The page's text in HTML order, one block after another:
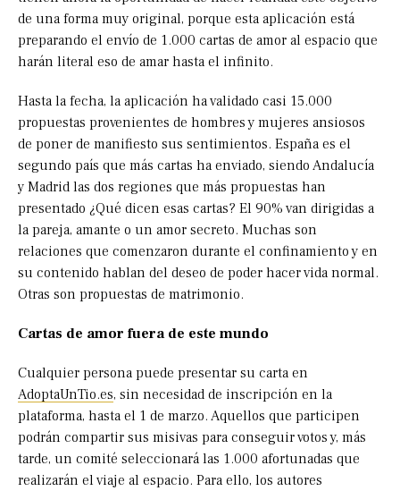
de una forma muy original, porque esta aplicación está
preparando el envío de 1.000 cartas de amor al espacio que
harán literal eso de amar hasta el infinito.
Hasta la fecha, la aplicación ha validado casi 15.000
propuestas provenientes de hombres y mujeres ansiosos
de poner de manifiesto sus sentimientos. España es el
segundo país que más cartas ha enviado, siendo Andalucía
y Madrid las dos regiones que más propuestas han
presentado ¿Qué dicen esas cartas? El 90% van dirigidas a
la pareja, amante o un amor secreto. Muchas son
relaciones que comenzaron durante el confinamiento y en
su contenido hablan del deseo de poder hacer vida normal.
Otras son propuestas de matrimonio.
Cartas de amor fuera de este mundo
Cualquier persona puede presentar su carta en
AdoptaUnTio.es, sin necesidad de inscripción en la
plataforma, hasta el 1 de marzo. Aquellos que participen
podrán compartir sus misivas para conseguir votos y, más
tarde, un comité seleccionará las 1.000 afortunadas que
realizarán el viaje al espacio. Para ello, los autores